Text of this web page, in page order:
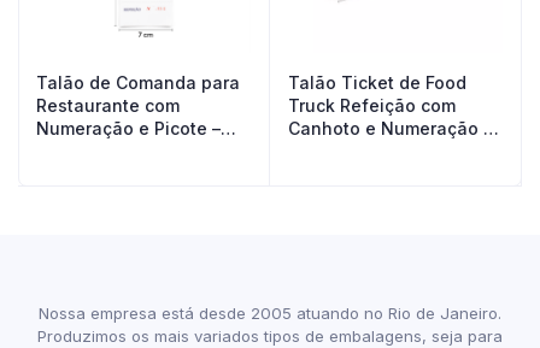
Talão de Comanda para
Restaurante com
Numeração e Picote –
Talão Ticket de Food
Truck Refeição com
Canhoto e Numeração –
Nossa empresa está desde 2005 atuando no Rio de Janeiro.
Produzimos os mais variados tipos de embalagens, seja para